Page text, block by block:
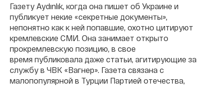
Газету Aydınlık, когда она пишет об Украине и
публикует некие «секретные документы»,
непонятно как к ней попавшие, охотно цитируют
кремлевские СМИ. Она занимает открыто
прокремлевскую позицию, в свое
время публиковала даже статьи, агитирующие за
службу в ЧВК «Вагнер». Газета связана с
малопопулярной в Турции Партией отечества,